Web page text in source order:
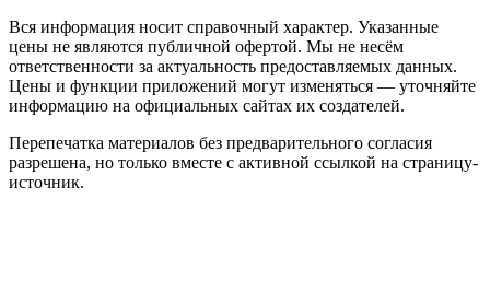
Вся информация носит справочный характер. Указанные
цены не являются публичной офертой. Мы не несём
ответственности за актуальность предоставляемых данных.
Цены и функции приложений могут изменяться — уточняйте
информацию на официальных сайтах их создателей.
Перепечатка материалов без предварительного согласия
разрешена, но только вместе с активной ссылкой на страницу-
источник.